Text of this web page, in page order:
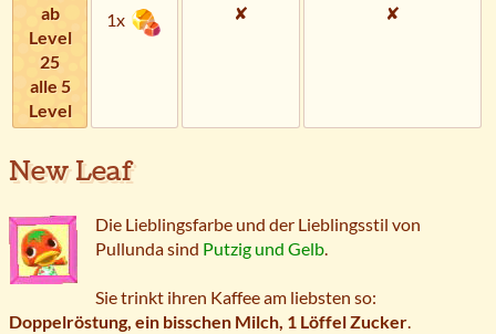
ab
Level
25
alle 5
Level
1x ✘ ✘
New Leaf
Die Lieblingsfarbe und der Lieblingsstil von
Pullunda sind Putzig und Gelb
Sie trinkt ihren Kaffee am liebsten so:
Doppelröstung, ein bisschen Milch, 1 Löffel Zucker.